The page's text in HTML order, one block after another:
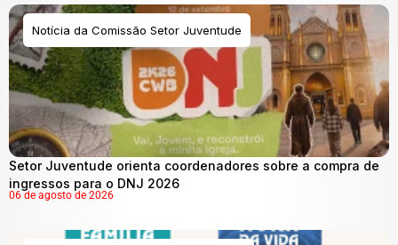
Notícia da Comissão Setor Juventude
Setor Juventude orienta coordenadores sobre a compra de
ingressos para o DNJ 2026
06 de agosto de 2026